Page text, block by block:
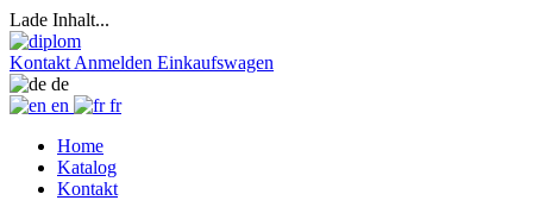
Lade Inhalt...
Kontakt Anmelden Einkaufswagen
de
en
fr
Home
Katalog
Kontakt